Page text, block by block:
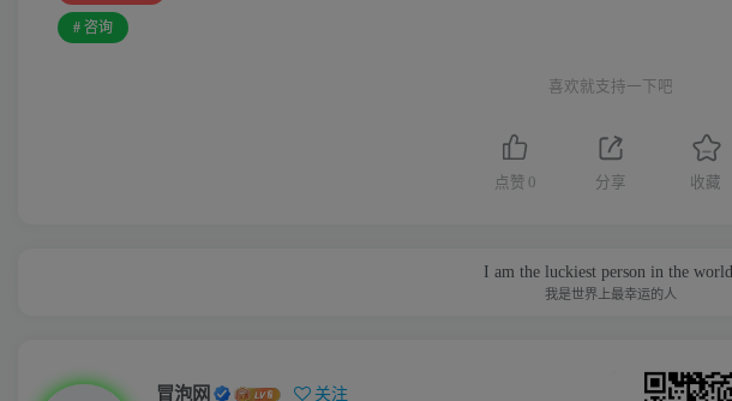
# 咨询
喜欢就支持一下吧
点赞 0 分享 收藏
I am the luckiest person in the world.
我是世界上最幸运的人
冒泡网 关注